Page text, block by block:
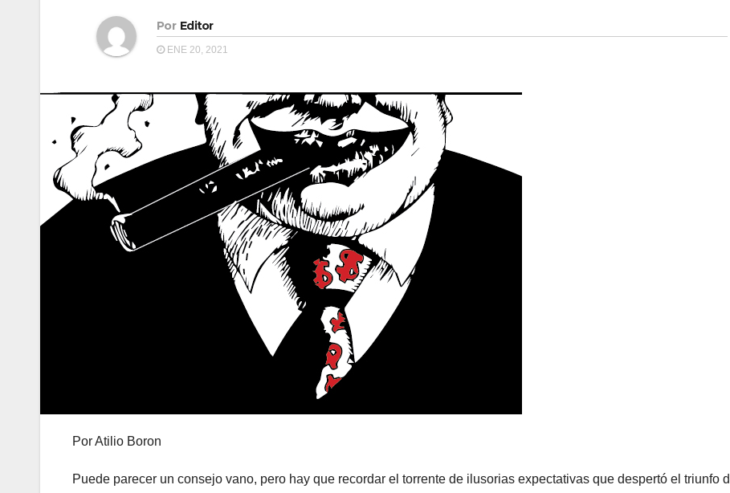
Por Editor
ENE 20, 2021
Por Atilio Boron
Puede parecer un consejo vano, pero hay que recordar el torrente de ilusorias expectativas que despertó el triunfo